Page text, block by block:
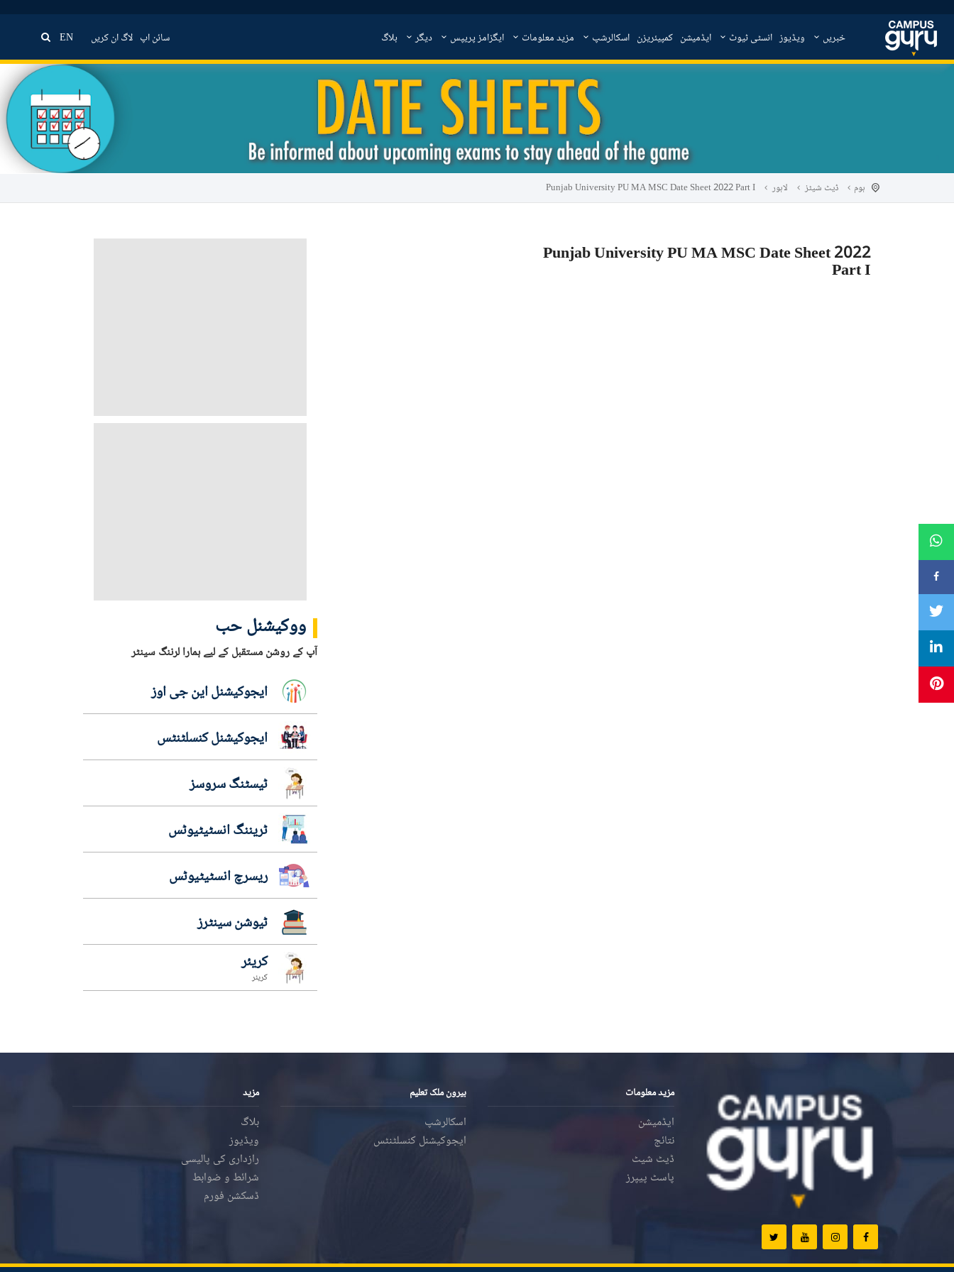
خبریں ویڈیوز انسٹی ٹیوٹ ایڈمیشن کمپیئریزن اسکالرشپ مزید معلومات ایگزامز پریپس دیگر بلاگ سائن اپ لاگ ان کریں EN
ہوم ڈیٹ شیٹز لاہور Punjab University PU MA MSC Date Sheet 2022 Part I
Punjab University PU MA MSC Date Sheet 2022
Part I
ووکیشنل حب
آپ کے روشن مستقبل کے لیے ہمارا لرننگ سینٹر
ایجوکیشنل این جی اوز
ایجوکیشنل کنسلٹنٹس
ٹیسٹنگ سروسز
ٹریننگ انسٹیٹیوٹس
ریسرچ انسٹیٹیوٹس
ٹیوشن سینٹرز
کریئر
کریئر
مزید معلومات
ایڈمیشن
نتائج
ڈیٹ شیٹ
پاسٹ پیپرز
بیرون ملک تعلیم
اسکالرشپ
ایجوکیشنل کنسلٹنٹس
مزید
بلاگ
ویڈیوز
رازداری کی پالیسی
شرائط و ضوابط
ڈسکشن فورم